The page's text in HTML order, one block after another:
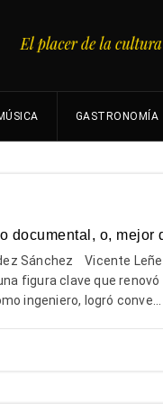
GASTRONOMÍA
documental, o, mejor
Sánchez Vicente
figura clave que
ingeniero, logró conve...